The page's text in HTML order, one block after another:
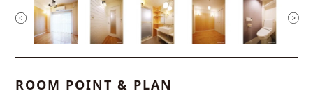
ROOM POINT & PLAN